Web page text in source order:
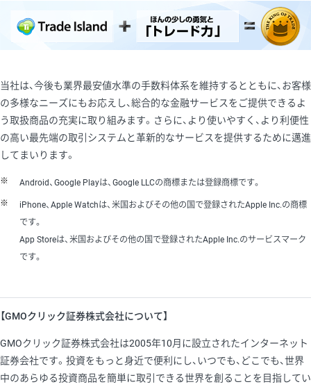
当社は、今後も業界最安値水準の手数料体系を維持するとともに、お客様
の多様なニーズにもお応えし、総合的な金融サービスをご提供できるよ
う取扱商品の充実に取り組みます。さらに、より使いやすく、より利便性
の高い最先端の取引システムと革新的なサービスを提供するために邁進
してまいります。
※ Android、Google Playは、Google LLCの商標または登録商標です。
※
iPhone、Apple Watchは、米国およびその他の国で登録されたApple Inc.の商標
です。
App Storeは、米国およびその他の国で登録されたApple Inc.のサービスマーク
です。
【GMOクリック証券株式会社について】
GMOクリック証券株式会社は2005年10月に設立されたインターネット
証券会社です。投資をもっと身近で便利にし、いつでも、どこでも、世界
中のあらゆる投資商品を簡単に取引できる世界を創ることを目指してい